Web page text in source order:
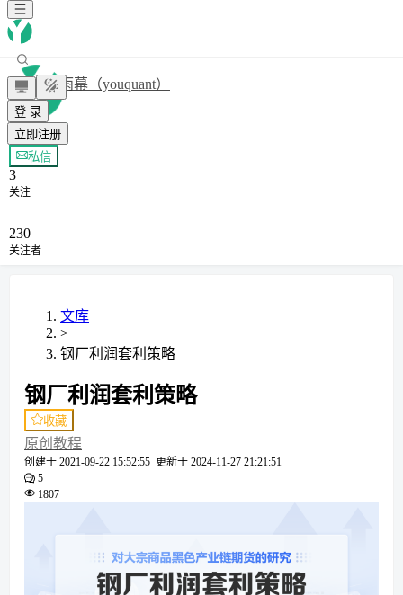
登 录
立即注册
雨幕（youquant）
+ 关注
私信
3
关注
230
关注者
文库
>
钢厂利润套利策略
钢厂利润套利策略
收藏
原创教程
创建于 2021-09-22 15:52:55 更新于 2024-11-27 21:21:51
5
1807